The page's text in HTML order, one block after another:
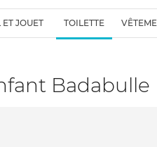
ET JOUET TOILETTE
Badabulle